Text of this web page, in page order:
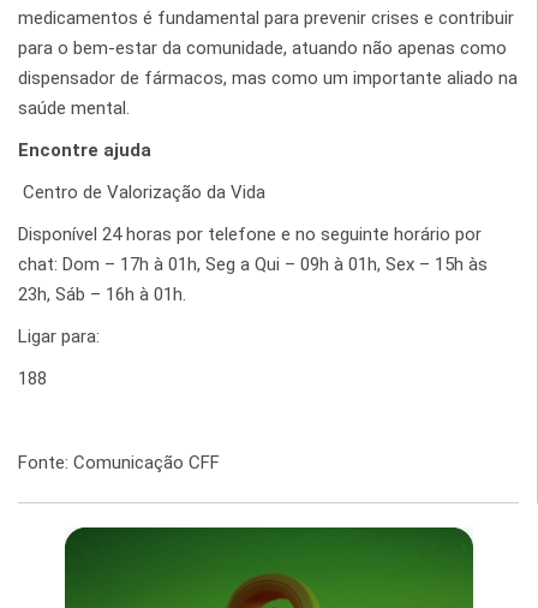
medicamentos é fundamental para prevenir crises e contribuir
para o bem-estar da comunidade, atuando não apenas como
dispensador de fármacos, mas como um importante aliado na
saúde mental.
Encontre ajuda
Centro de Valorização da Vida
Disponível 24 horas por telefone e no seguinte horário por
chat: Dom – 17h à 01h, Seg a Qui – 09h à 01h, Sex – 15h às
23h, Sáb – 16h à 01h.
Ligar para:
188
Fonte: Comunicação CFF